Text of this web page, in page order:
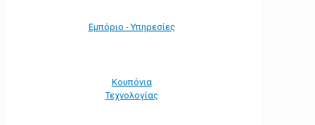
Εμπόριο - Υπηρεσίες
Κουπόνια
Τεχνολογίας